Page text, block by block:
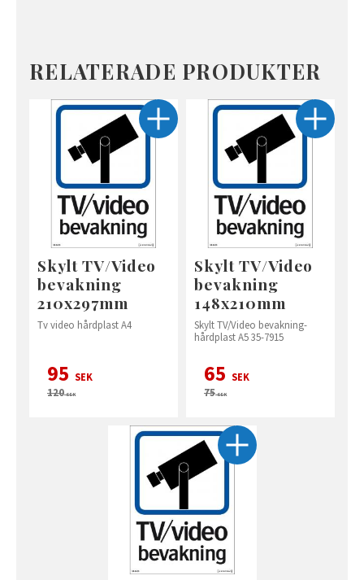
RELATERADE PRODUKTER
Skylt TV/Video
bevakning
210x297mm
Tv video hårdplast A4
95 SEK
120SEK
Skylt TV/Video
bevakning
148x210mm
Skylt TV/Video bevakning-
hårdplast A5 35-7915
65 SEK
75SEK